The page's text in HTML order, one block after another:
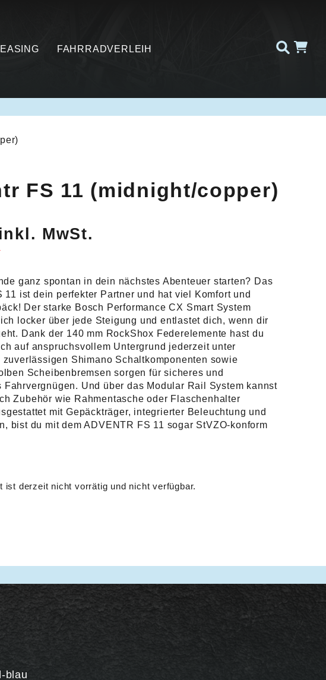
FAHRRADVERLEIH
FS 11 (midnight/copper)
MwSt.
ganz spontan in dein nächstes Abenteuer starten? Das
11 ist dein perfekter Partner und hat viel Komfort und
Der starke Bosch Performance CX Smart System
locker über jede Steigung und entlastet dich, wenn dir
Dank der 140 mm RockShox Federelemente hast du
auf anspruchsvollem Untergrund jederzeit unter
zuverlässigen Shimano Schaltkomponenten sowie
Scheibenbremsen sorgen für sicheres und
Fahrvergnügen. Und über das Modular Rail System kannst
Zubehör wie Rahmentasche oder Flaschenhalter
mit Gepäckträger, integrierter Beleuchtung und
bist du mit dem ADVENTR FS 11 sogar StVZO-konform
ist derzeit nicht vorrätig und nicht verfügbar.
blau